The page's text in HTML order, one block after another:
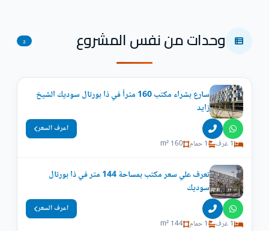
وحدات من نفس المشروع 2
سارع بشراء مكتب 160 متراً في ذا بورتال سوديك الشيخ
زايد
1 غرف 1 حمام 160 m²
اعرف السعر
تعرف علي سعر مكتب بمساحة 144 متر في ذا بورتال
سوديك
1 غرف 1 حمام 144 m²
اعرف السعر